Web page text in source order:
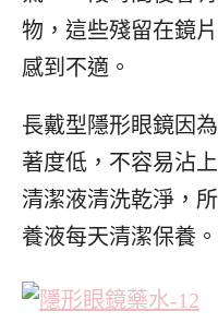
物，這些殘留在鏡
感到不適。
長戴型隱形眼鏡因
著度低，不容易沾
清潔液清洗乾淨，
養液每天清潔保養。